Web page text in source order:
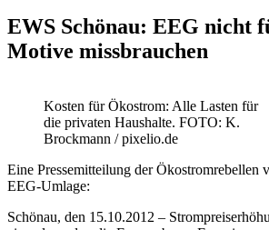
EWS Schönau: EEG nicht
Motive missbrauchen
Kosten für Ökostrom: Alle Lasten für
die privaten Haushalte. FOTO: K.
Brockmann / pixelio.de
Eine Pressemitteilung der Ökostromrebellen
EEG-Umlage:
Schönau, den 15.10.2012 –